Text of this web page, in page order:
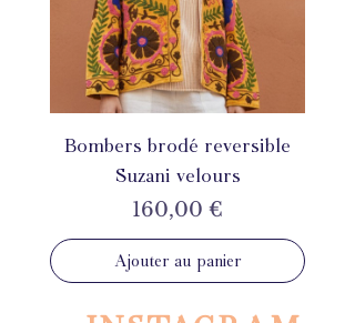
Bombers brodé reversible
Suzani velours
Prix
160,00 €
Ajouter au panier